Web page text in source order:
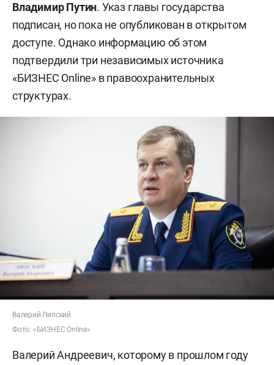
Владимир Путин. Указ главы государства
подписан, но пока не опубликован в открытом
доступе. Однако информацию об этом
подтвердили три независимых источника
«БИЗНЕС Online» в правоохранительных
структурах.
Валерий Липский
Фото: «БИЗНЕС Online»
Валерий Андреевич, которому в прошлом году